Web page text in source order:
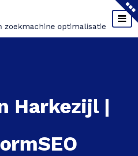
zoekmachine optimalisatie
Harkezijl |